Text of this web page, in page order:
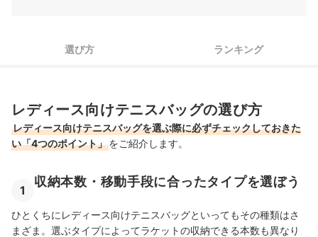
おしゃれなリストバンドもチェック！
選び方 ランキング
レディース向けテニスバッグの選び方
レディース向けテニスバッグを選ぶ際に必ずチェックしておきた
い「4つのポイント」をご紹介します。
1
収納本数・移動手段に合ったタイプを選ぼう
ひとくちにレディース向けテニスバッグといってもその種類はさ
まざま。選ぶタイプによってラケットの収納できる本数も異なり